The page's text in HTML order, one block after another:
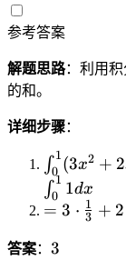
^
b
f(
)
x
+
\i
x
)
d
d
x
2
3
)
d
x
=
2
\i
n
c
1
{
3
}
+
3
参考答案
解题思路：利用
的和。
详细步骤：
\i
n
t
0
∫0
1(3x2 + 2
∫0
1 1dx
=
\
= 3 ⋅ 3
1 + 2
答案： 3
3